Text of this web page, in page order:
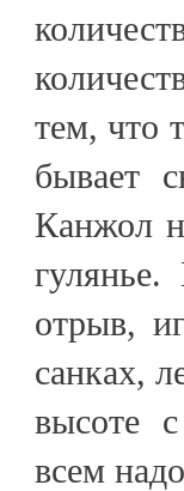
тем, что
бывает
Канжол
отрыв,
санках,
высоте
всем